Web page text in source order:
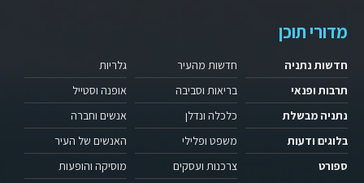
מדורי תוכן
חדשות נתניה
תרבות ופנאי
נתניה מבשלת
בלוגים ודעות
ספורט
חדשות מהעיר
בריאות וסביבה
כלכלה ונדלן
משפט ופלילי
צרכנות ועסקים
גלריות
אופנה וסטייל
אנשים וחברה
האנשים של העיר
מוסיקה והופעות